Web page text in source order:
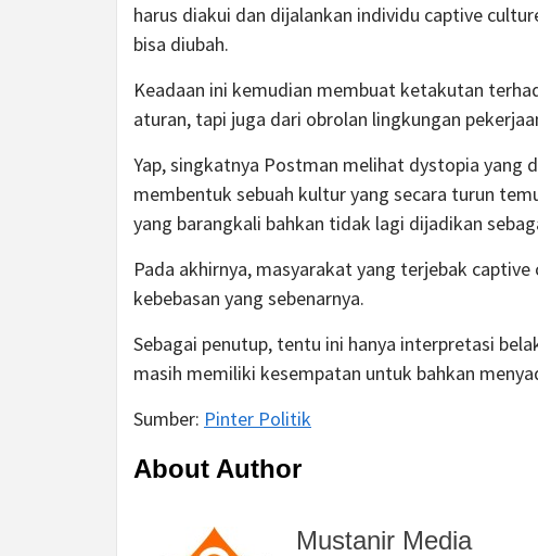
harus diakui dan dijalankan individu captive
bisa diubah.
Keadaan ini kemudian membuat ketakutan
aturan, tapi juga dari obrolan lingkungan
Yap, singkatnya Postman melihat dystopia yang
membentuk sebuah kultur yang secara turun
yang barangkali bahkan tidak lagi dijadikan
Pada akhirnya, masyarakat yang terjebak
kebebasan yang sebenarnya.
Sebagai penutup, tentu ini hanya interpretasi
masih memiliki kesempatan untuk bahkan
Sumber: Pinter Politik
About Author
Mustanir Media